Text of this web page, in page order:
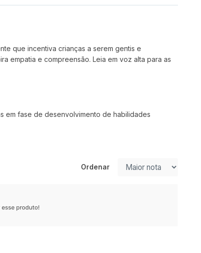
que incentiva crianças a serem gentis e
empatia e compreensão. Leia em voz alta para as
em fase de desenvolvimento de habilidades
Ordenar